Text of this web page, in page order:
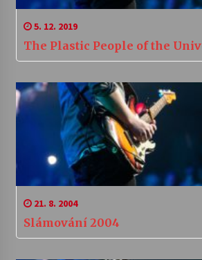
5. 12. 2019
The Plastic People of the
21. 8. 2004
Slámování 2004